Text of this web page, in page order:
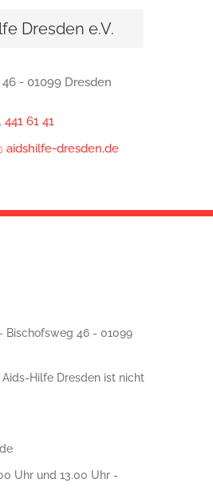
Dresden e.V.
- 01099 Dresden
441 61 41
aidshilfe-dresden.de
Bischofsweg 46 - 01099
Hilfe Dresden ist nicht
Uhr und 13.00 Uhr -